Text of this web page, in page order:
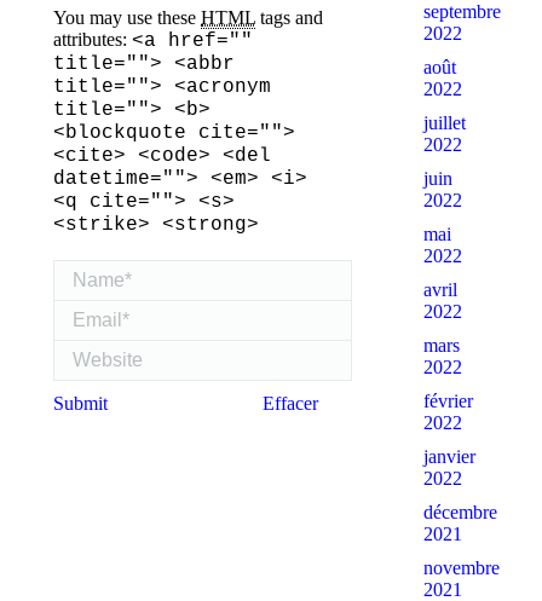
You may use these HTML tags and
attributes: <a href=""
title=""> <abbr
title=""> <acronym
title=""> <b>
<blockquote cite="">
<cite> <code> <del
datetime=""> <em> <i>
<q cite=""> <s>
<strike> <strong>
Name *
Email *
Website
Effacer
Submit
septembre
2022
août
2022
juillet
2022
juin
2022
mai
2022
avril
2022
mars
2022
février
2022
janvier
2022
décembre
2021
novembre
2021